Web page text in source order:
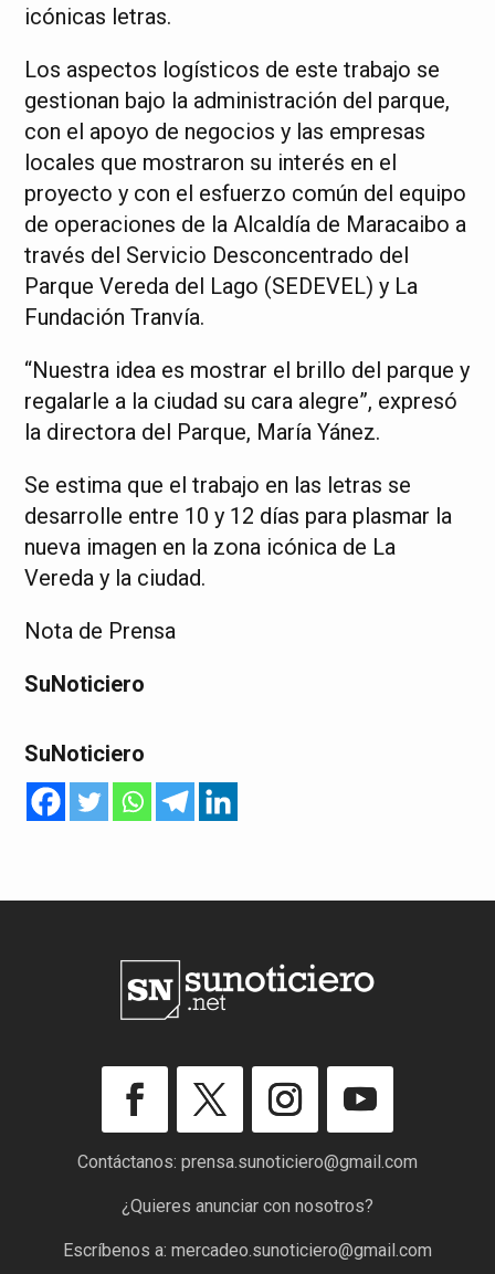
icónicas letras.
Los aspectos logísticos de este trabajo se
gestionan bajo la administración del parque,
con el apoyo de negocios y las empresas
locales que mostraron su interés en el
proyecto y con el esfuerzo común del equipo
de operaciones de la Alcaldía de Maracaibo a
través del Servicio Desconcentrado del
Parque Vereda del Lago (SEDEVEL) y La
Fundación Tranvía.
“Nuestra idea es mostrar el brillo del parque y
regalarle a la ciudad su cara alegre”, expresó
la directora del Parque, María Yánez.
Se estima que el trabajo en las letras se
desarrolle entre 10 y 12 días para plasmar la
nueva imagen en la zona icónica de La
Vereda y la ciudad.
Nota de Prensa
SuNoticiero
SuNoticiero
Contáctanos: prensa.sunoticiero@gmail.com
¿Quieres anunciar con nosotros?
Escríbenos a: mercadeo.sunoticiero@gmail.com